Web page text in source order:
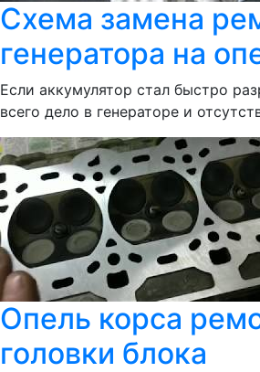
Схема замена
генератора на
Если аккумулятор стал быстро
всего дело в генераторе и
Опель корса
головки блока